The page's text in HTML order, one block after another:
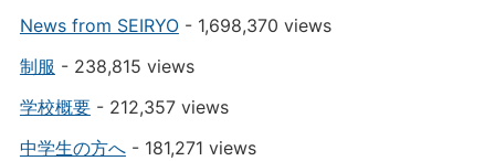
News from SEIRYO- 1,698,370 views
制服 - 238,815 views
学校概要- 212,357 views
中学生の方へ- 181,271 views